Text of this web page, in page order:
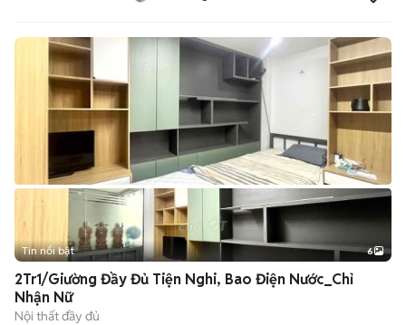
+2
Tin nổi bật 6
2Tr1/Giường Đầy Đủ Tiện Nghi, Bao Điện Nước_Chỉ
Nhận Nữ
Nội thất đầy đủ